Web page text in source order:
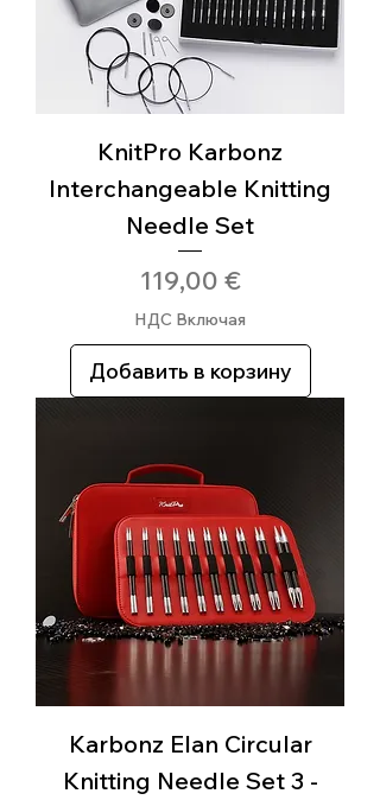
KnitPro Karbonz
Interchangeable Knitting
Needle Set
Цена
119,00 €
НДС Включая
Добавить в корзину
Karbonz Elan Circular
Knitting Needle Set 3 -